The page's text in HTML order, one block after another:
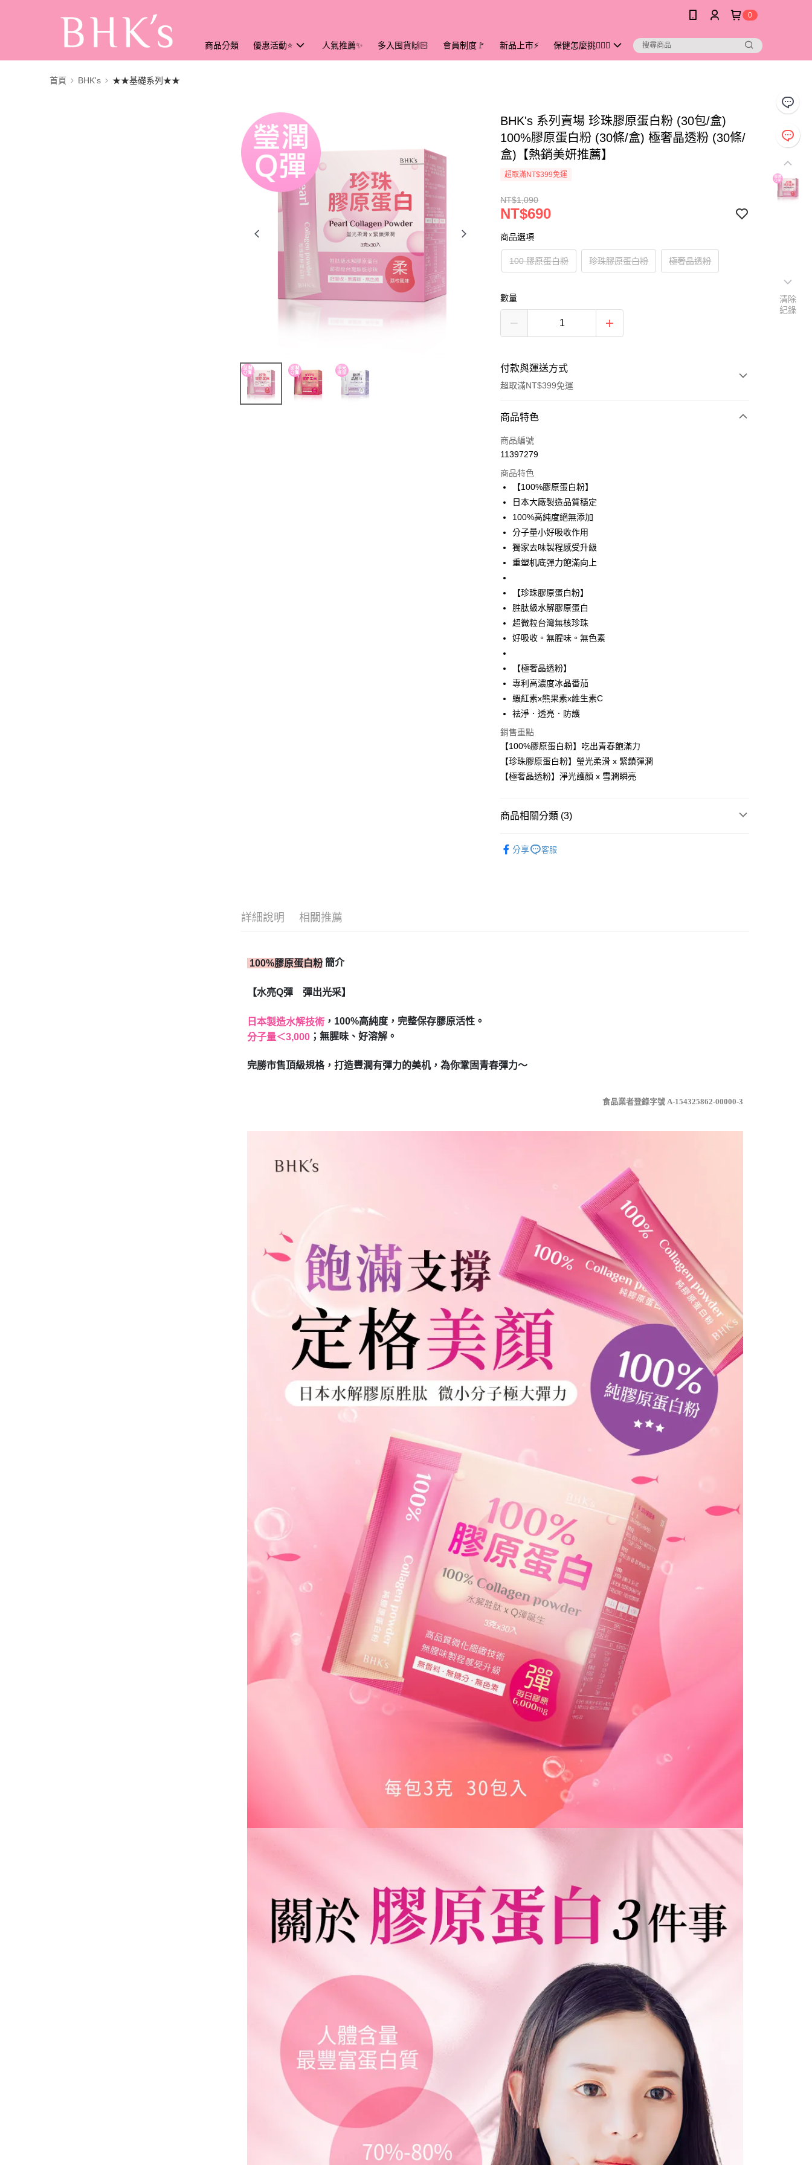
0
商品分類 優惠活動⭐ 人氣推薦✨ 多入囤貨🙌🏻 會員制度🚩 新品上市⚡ 保健怎麼挑💁🏻‍♀️
首頁 BHK's ★★基礎系列★★
BHK's 系列賣場 珍珠膠原蛋白粉 (30包/盒)
100%膠原蛋白粉 (30條/盒) 極奢晶透粉 (30條/
盒)【熱銷美妍推薦】
超取滿NT$399免運
NT$1,090
NT$690
商品選項
100 膠原蛋白粉 珍珠膠原蛋白粉 極奢晶透粉
數量
付款與運送方式
超取滿NT$399免運
付款方式
信用卡一次付款
3 期 0 利率 每期
合作金庫商業銀行
華南商業銀行
國泰世華商業銀行
臺灣中小企業銀行
匯豐（台灣）商業銀行
元大商業銀行
台新國際商業銀行
台灣樂天信用卡公司
超商取貨付款
Apple Pay
ATM付款
運送方式
全家取貨付款
每筆NT$80，滿NT$399(含以上)免運費
付款後全家取貨
每筆NT$80，滿NT$399(含以上)免運費
7-11取貨付款
每筆NT$80，滿NT$490(含以上)免運費
付款後7-11取貨
宅配
商品特色
商品編號
11397279
商品特色
【100%膠原蛋白粉】
日本大廠製造品質穩定
100%高純度絕無添加
分子量小好吸收作用
獨家去味製程感受升級
重塑机底彈力飽滿向上
【珍珠膠原蛋白粉】
胜肽級水解膠原蛋白
超微粒台灣無核珍珠
好吸收。無腥味。無色素
【極奢晶透粉】
專利高濃度冰晶番茄
蝦紅素x熊果素x維生素C
祛淨．透亮．防護
銷售重點
【100%膠原蛋白粉】吃出青春飽滿力
【珍珠膠原蛋白粉】瑩光柔滑 x 緊鎖彈潤
【極奢晶透粉】淨光護顏 x 雪潤瞬亮
商品相關分類 (3)
分享 客服
詳細說明 相關推薦
100%膠原蛋白粉簡介
【水亮Q彈 彈出光采】
日本製造水解技術 ，100%高純度，完整保存膠原活性。
分子量＜3,000 ；無腥味、好溶解。
完勝市售頂級規格，打造豐潤有彈力的美机，為你鞏固青春彈力～
食品業者登錄字號 A-154325862-00000-3
清除
紀錄